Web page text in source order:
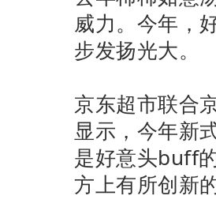
威力。今年，
步发扬光大。
京东超市联合
显示，今年新
是好意头buff
方上有所创新